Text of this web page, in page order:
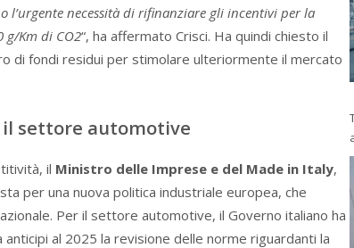
l’urgente necessità di rifinanziare gli incentivi per la
g/Km di CO2“, ha affermato Crisci. Ha quindi chiesto il
di fondi residui per stimolare ulteriormente il mercato
il settore automotive
il Ministro delle Imprese e del Made in Italy,
per una nuova politica industriale europea, che
Per il settore automotive, il Governo italiano ha
al 2025 la revisione delle norme riguardanti la